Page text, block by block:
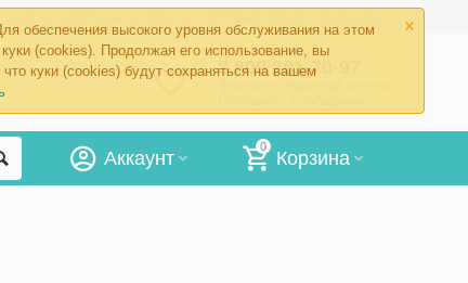
×
обеспечения высокого уровня обслуживания на этом
(cookies). Продолжая его использование, вы
куки (cookies) будут сохраняться на вашем
8 800 201-70-97
0
Корзина
Аккаунт